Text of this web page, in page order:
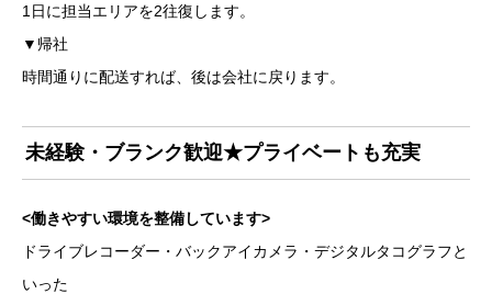
1日に担当エリアを2往復します。
▼帰社
時間通りに配送すれば、後は会社に戻ります。
未経験・ブランク歓迎★プライベートも充実
<働きやすい環境を整備しています>
ドライブレコーダー・バックアイカメラ・デジタルタコグラフと
いった